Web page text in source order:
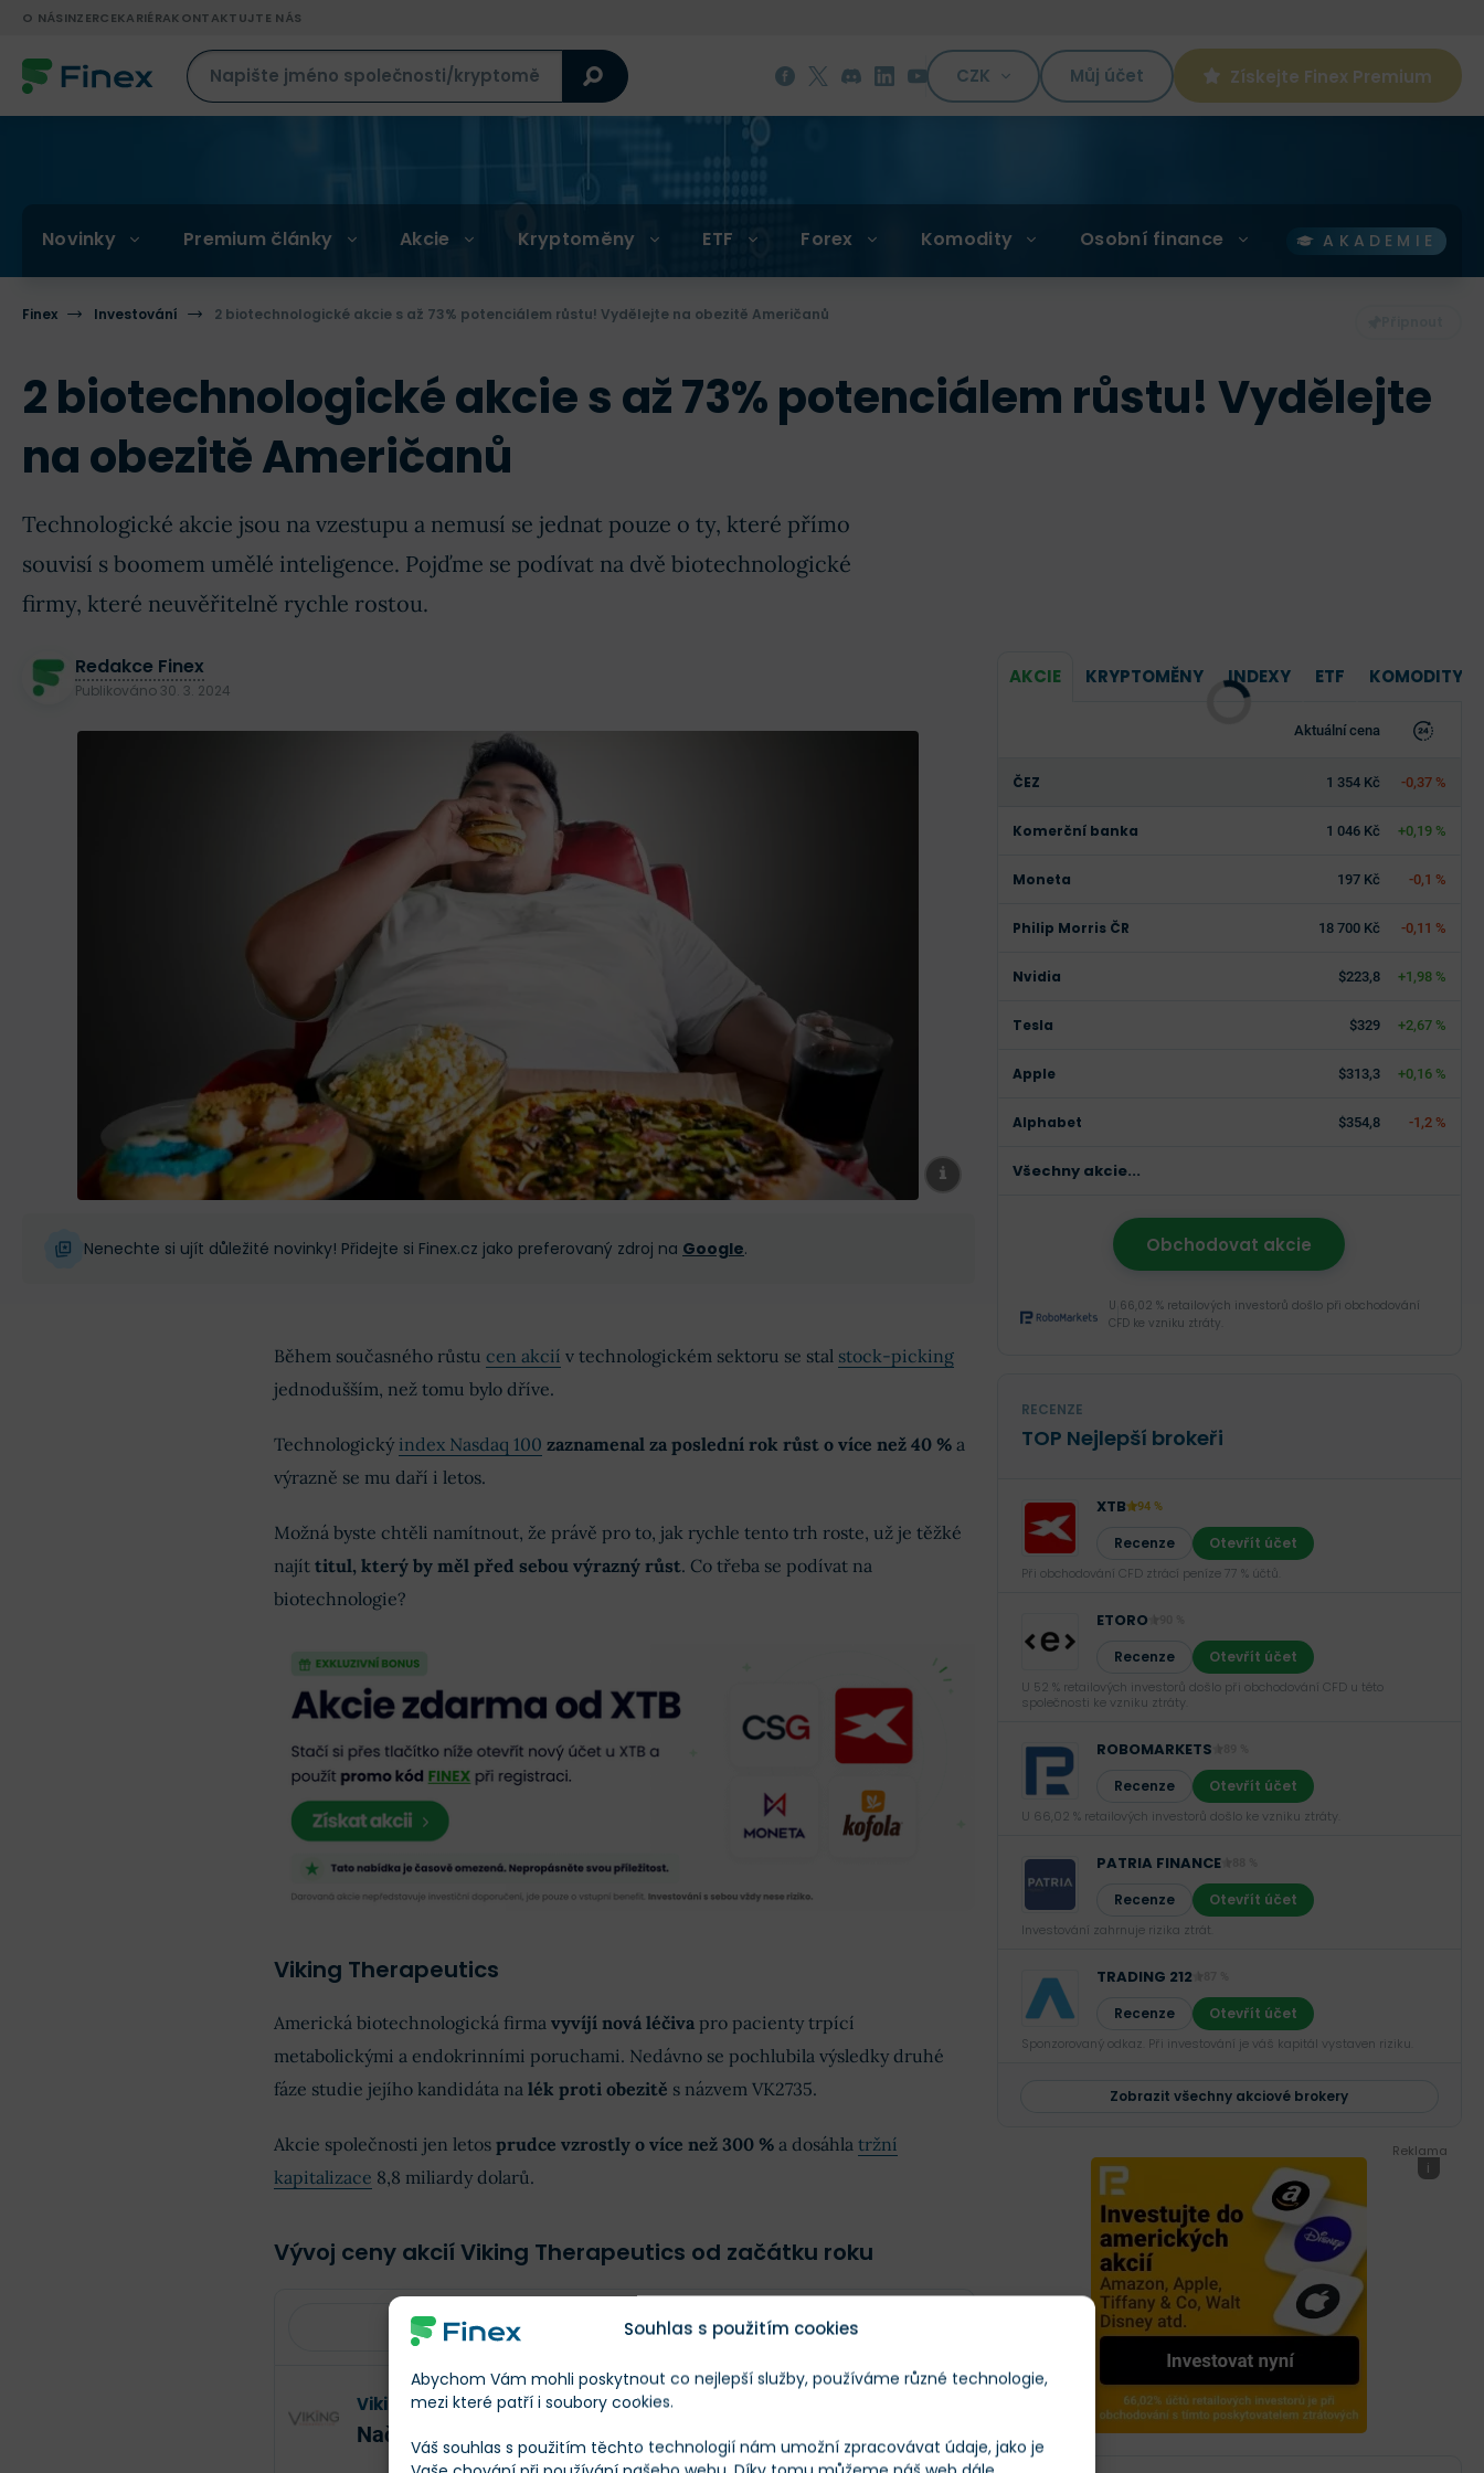
Souhlas s použitím cookies
Abychom Vám mohli poskytnout co nejlepší služby, používáme různé technologie,
mezi které patří i soubory cookies.
Váš souhlas s použitím těchto technologií nám umožní zpracovávat údaje, jako je
O NÁSINZERCEKARIÉRAKONTAKTUJTE NÁS
CZK Můj účet Získejte Finex Premium
Novinky Premium články Akcie Kryptoměny ETF Forex Komodity Osobní finance AKADEMIE
Finex Investování 2 biotechnologické akcie s až 73% potenciálem růstu! Vydělejte na obezitě Američanů
2 biotechnologické akcie s až 73% potenciálem růstu! Vydělejte
na obezitě Američanů
Technologické akcie jsou na vzestupu a nemusí se jednat pouze o ty, které přímo
souvisí s boomem umělé inteligence. Pojďme se podívat na dvě biotechnologické
firmy, které neuvěřitelně rychle rostou.
Redakce Finex
Publikováno 30. 3. 2024
Nenechte si ujít důležité novinky! Přidejte si Finex.cz jako preferovaný zdroj na Google.
Během současného růstu cen akcií v technologickém sektoru se stal stock-picking
jednodušším, než tomu bylo dříve.
Technologický index Nasdaq 100 zaznamenal za poslední rok růst o více než 40 %a
výrazně se mu daří i letos.
Možná byste chtěli namítnout, že právě pro to, jak rychle tento trh roste, už je těžké
najít titul, který by měl před sebou výrazný růst. Co třeba se podívat na
biotechnologie?
Viking Therapeutics
Americká biotechnologická firma vyvíjí nová léčivapro pacienty trpící
metabolickými a endokrinními poruchami. Nedávno se pochlubila výsledky druhé
fáze studie jejího kandidáta na lék proti obezitě s názvem VK2735.
Akcie společnosti jen letos prudce vzrostly o více než 300 %a dosáhla tržní
kapitalizace 8,8 miliardy dolarů.
Vývoj ceny akcií Viking Therapeutics od začátku roku
Škála
Viking Therapeutics / VKTX
Načítání Načítání
Finex Férová Cena
AKCIE KRYPTOMĚNY INDEXY ETF KOMODITY
Aktuální cena
ČEZ 1 354 Kč -0,37 %
Komerční banka 1 046 Kč +0,19 %
Moneta 197 Kč -0,1 %
Philip Morris ČR 18 700 Kč -0,11 %
Nvidia $223,8 +1,98 %
Tesla $329 +2,67 %
Apple $313,3 +0,16 %
Alphabet $354,8 -1,2 %
Všechny akcie...
Obchodovat akcie
U 66,02 % retailových investorů došlo při obchodování
CFD ke vzniku ztráty.
RECENZE
TOP Nejlepší brokeři
XTB 94 %
Recenze Otevřít účet
Při obchodování CFD ztrácí peníze 77 % účtů.
ETORO
Recenze Otevřít účet
U 52 % retailových investorů došlo při obchodování CFD u této
společnosti ke vzniku ztráty.
ROBOMARKETS
Recenze Otevřít účet
U 66,02 % retailových investorů došlo ke vzniku ztráty.
PATRIA FINANCE
Recenze Otevřít účet
Investování zahrnuje rizika ztrát.‎
TRADING 212
Recenze Otevřít účet
Sponzorovaný odkaz. Při investování je váš kapitál vystaven riziku.
Zobrazit všechny akciové brokery
Reklama
i